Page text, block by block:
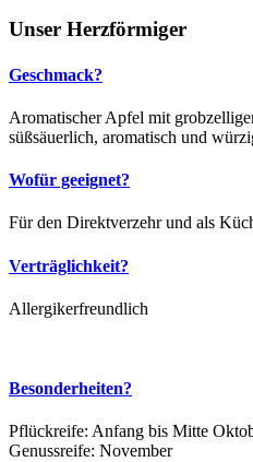
Unser Herzförmiger
Geschmack?
Aromatischer Apfel mit
süßsäuerlich, aromatisch und
Wofür geeignet?
Für den Direktverzehr und als
Verträglichkeit?
Allergikerfreundlich
Besonderheiten?
Pflückreife: Anfang bis Mitte
Genussreife: November